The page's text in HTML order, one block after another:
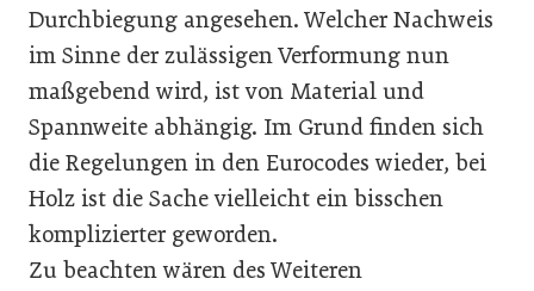
Durchbiegung angesehen. Welcher Nachweis
im Sinne der zulässigen Verformung nun
maßgebend wird, ist von Material und
Spannweite abhängig. Im Grund finden sich
die Regelungen in den Eurocodes wieder, bei
Holz ist die Sache vielleicht ein bisschen
komplizierter geworden.
Zu beachten wären des Weiteren